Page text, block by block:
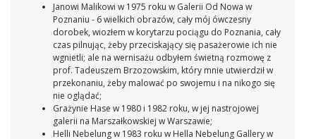
Janowi Malikowi w 1975 roku w Galerii Od Nowa w
Poznaniu - 6 wielkich obrazów, cały mój ówczesny
dorobek, wiozłem w korytarzu pociągu do Poznania, cały
czas pilnując, żeby przeciskający się pasażerowie ich nie
wgnietli; ale na wernisażu odbyłem świetną rozmowę z
prof. Tadeuszem Brzozowskim, który mnie utwierdził w
przekonaniu, żeby malować po swojemu i na nikogo się
nie oglądać;
Grażynie Hase w 1980 i 1982 roku, w jej nastrojowej
galerii na Marszałkowskiej w Warszawie;
Helli Nebelung w 1983 roku w Hella Nebelung Gallery w